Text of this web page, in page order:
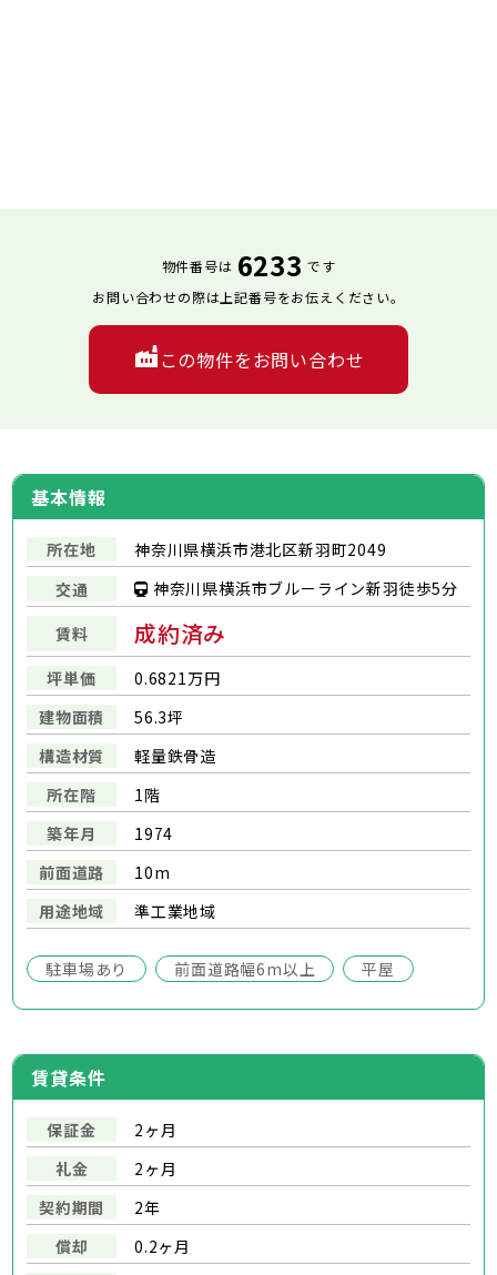
基本情報
所在地
神奈川県横浜市港北区新羽町2049
交通
神奈川県横浜市ブルーライン新羽徒歩5分
賃料 成約済み
坪単価
0.6821万円
建物面積
56.3坪
構造材質
軽量鉄骨造
所在階
1階
築年月
1974
前面道路
10m
用途地域
準工業地域
駐車場あり 前面道路幅6m以上 平屋
物件番号は 6233 です
お問い合わせの際は上記番号をお伝えください。
この物件をお問い合わせ
賃貸条件
保証金
2ヶ月
礼金
2ヶ月
契約期間
2年
償却
0.2ヶ月